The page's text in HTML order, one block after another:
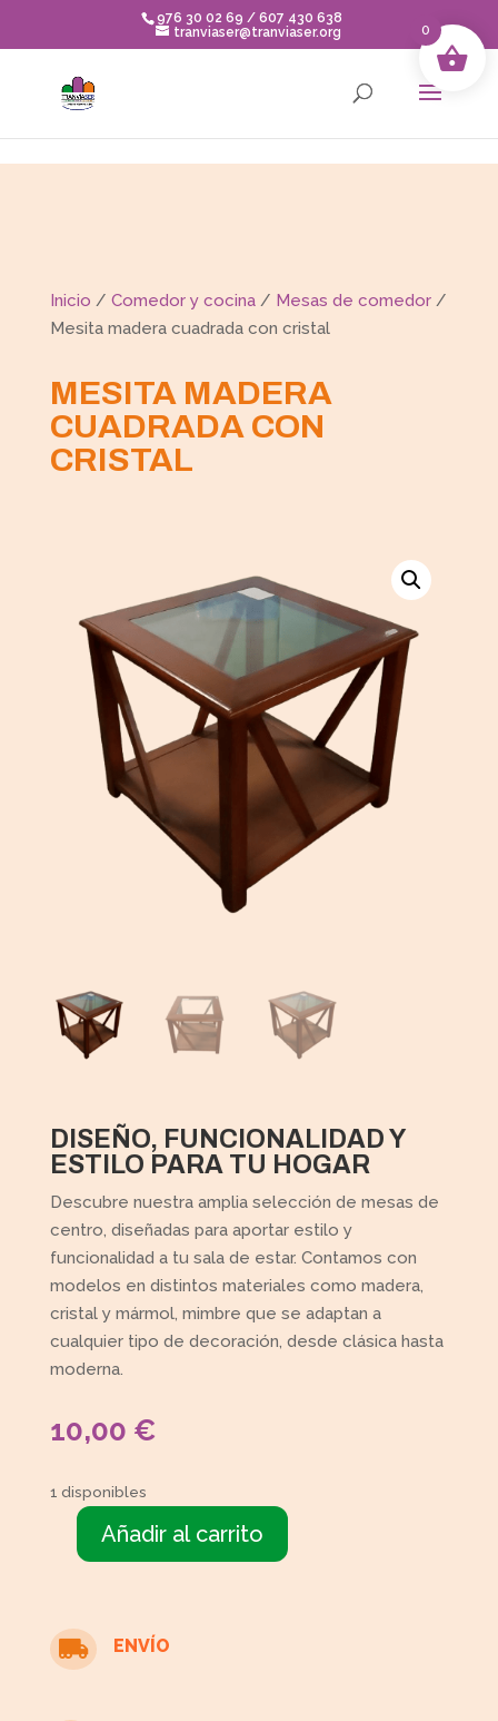
976 30 02 69 / 607 430 638
tranviaser@tranviaser.org
Inicio / Comedor y cocina/ Mesas de comedor/
Mesita madera cuadrada con cristal
MESITA MADERA
CUADRADA CON
CRISTAL
DISEÑO, FUNCIONALIDAD Y
ESTILO PARA TU HOGAR
Descubre nuestra amplia selección de mesas de
centro, diseñadas para aportar estilo y
funcionalidad a tu sala de estar. Contamos con
modelos en distintos materiales como madera,
cristal y mármol, mimbre que se adaptan a
cualquier tipo de decoración, desde clásica hasta
moderna.
10,00 €
1 disponibles
Mesita
con
cristal
Añadir al carrito
 ENVÍO
0